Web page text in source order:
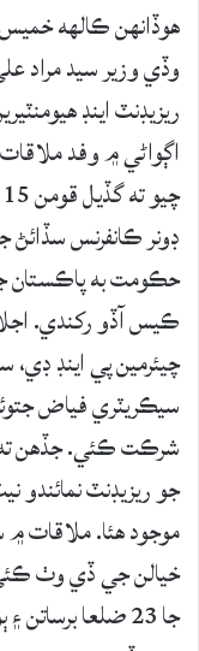
هوڏانهن ڪالهه
وڏي وزير سيد مراد
ريزيڊنٽ اينڊ
اڳواڻي ۾ وفد
ڊونر ڪانفرنس
حڪومت به پاڪستان
ڪيس آڏو رکندي.
چيئرمين پي اينڊ ڊي،
سيڪريٽري فياض
شرڪت ڪئي. جڏهن
جو ريزيڊنٽ نمائندو
موجود هئا. ملاقات
خيالن جي ڏي وٺ
جا 23 ضلعا